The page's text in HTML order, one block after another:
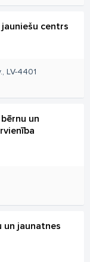
centrs
LV-4401
un
un jaunatnes